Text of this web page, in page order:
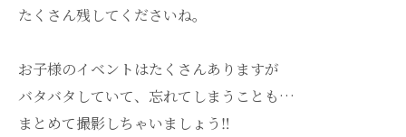
たくさん残してくださいね。
お子様のイベントはたくさんありますが
バタバタしていて、忘れてしまうことも…
まとめて撮影しちゃいましょう‼